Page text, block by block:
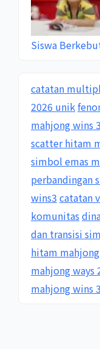
Siswa
catatan
2026 unik
mahjong wins
scatter hitam
simbol emas
perbandingan
wins3 catatan
komunitas
dan transisi
hitam
mahjong ways
mahjong wins